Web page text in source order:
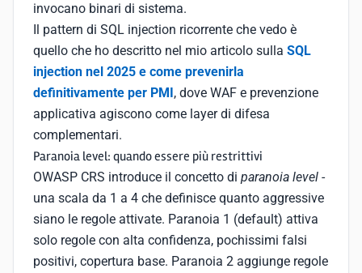
invocano binari di sistema.
Il pattern di SQL injection ricorrente che vedo è
quello che ho descritto nel mio articolo sulla SQL
injection nel 2025 e come prevenirla
definitivamente per PMI, dove WAF e prevenzione
applicativa agiscono come layer di difesa
complementari.
Paranoia level: quando essere più restrittivi
OWASP CRS introduce il concetto di paranoia level -
una scala da 1 a 4 che definisce quanto aggressive
siano le regole attivate. Paranoia 1 (default) attiva
solo regole con alta confidenza, pochissimi falsi
positivi, copertura base. Paranoia 2 aggiunge regole